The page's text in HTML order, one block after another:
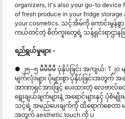
organizers, it's also your go-to device
of fresh produce in your fridge
your cosmetics. သင့်အိမ်ကို ကောင်းမွန်
ကယ်တင်တဲ့ စိတ်ကူးတွေရဲ့ သန့်ရှင်းရာဌာနဖ
ရည်ရွယ်မှုများ -
● ၂၅~၅ မီမီမီမီ ပုံနှိပ်ခြင်း အကျယ်: T၂၀
မျက်လုံးများ ပိုများစွာ ပုံနှိပ်ခြင်းအတွက် အ
အာဏာရှင်အားဖြင့် ပေးထားတဲ့ လေဗာလ်တွ
ရွေးချယ်ချက်များနဲ့ အရောင်များနှင့် ပုံစံမ
သင့်ရဲ့ အမည်ပေးချက်ကို ထိရောက်စေတာ မ
အတွက် aesthetic touch ကို ပ